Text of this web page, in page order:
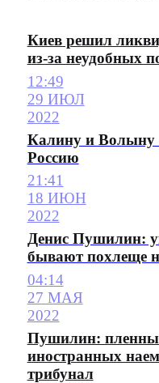
Киев решил
из-за неудобных
12:49
29 ИЮЛ
2022
Калину и Волыну
Россию
21:41
18 ИЮН
2022
Денис Пушилин:
бывают похлеще
04:14
27 МАЯ
2022
Пушилин:
иностранных
трибунал